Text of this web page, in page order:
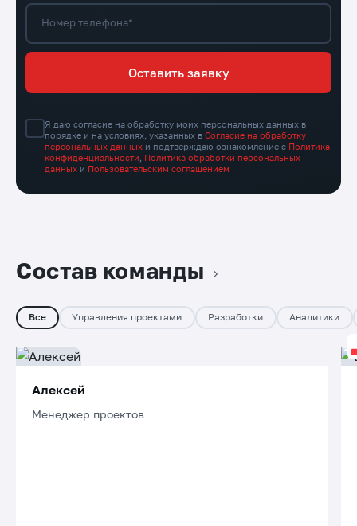
Номер телефона*
Оставить заявку
Я даю согласие на обработку моих персональных данных в
порядке и на условиях, указанных в Согласие на обработку
персональных данных и подтверждаю ознакомление с Политика
конфиденциальности
Политика обработки персональных
данных и Пользовательским соглашением
Состав команды
Все Управления проектами Разработки Аналитики
Алексей
Менеджер проектов